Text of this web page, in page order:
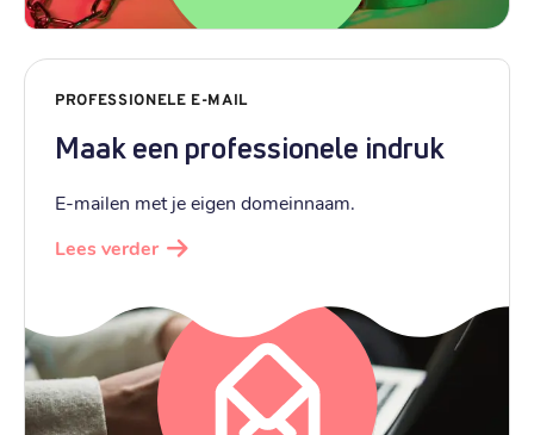
PROFESSIONELE E-MAIL
Maak een professionele indruk
E-mailen met je eigen domeinnaam.
Lees verder